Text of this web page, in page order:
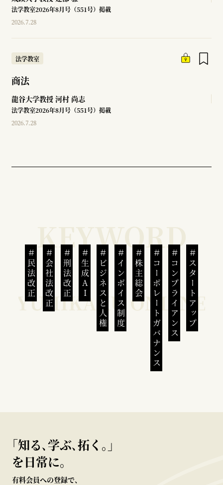
法学教室2026年8月号（551号）掲載
2026.7.28
法学教室
商法
龍谷大学教授 河村 尚志
法学教室2026年8月号（551号）掲載
2026.7.28
民法改正 会社法改正 刑法改正 生成AI ビジネスと人権インボイス制度 株主総会 コーポレートガバナンスコンプライアンススタートアップ
｢知る､学ぶ､拓く｡｣
を日常に。
有料会員への登録で、